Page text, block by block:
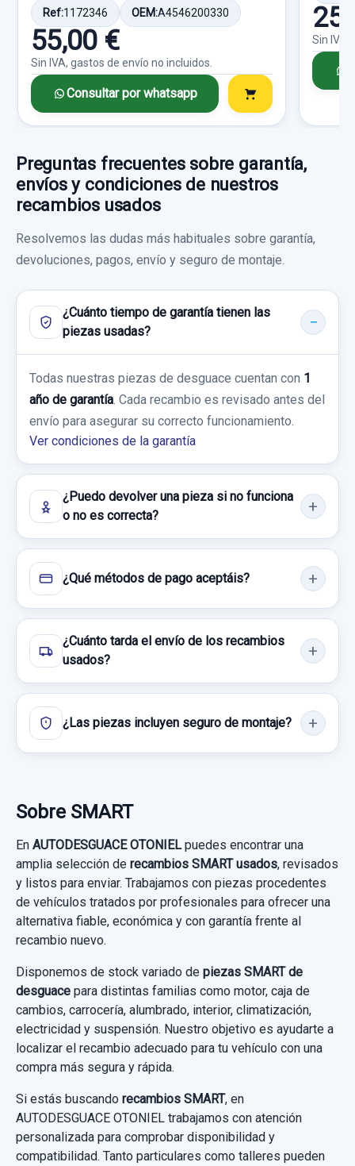
CERRADURA PUERTA TRASERA DERECHA
CERRADURA PUERTA TRASERA DERECHA...
usado.
SMART FORFOUR CDI (70KW)
Ref:658510 OEM:A4547380035
28,92 €
Sin IVA, gastos de envío no incluidos.
Consultar por whatsapp
WARNING A4548202310
SMART FORFOUR CDI (70KW)
Ref:760999 OEM: A4548202310
14,87 €
Sin IVA, gastos de envío no incluidos.
Consultar por whatsapp
MANDO INTERMITENTES S / R
SMART FORFOUR CDI (70KW)
Garantía 1 año
Ref:660320 OEM:S / R
15,00 €
Consultar por whatsapp
AMORTIGUADOR DELANTERO IZQUIERDO
A4543203030
AMORTIGUADOR DELANTERO IZQUIERDO...
usado.
SMART FORFOUR CDI (70KW)
Garantía 1 año
24,79 €
Consultar por whatsapp
Ref:1172346 OEM:A4546200330
55,00 €
Sin IVA, gastos de envío no incluidos.
Consultar por whatsapp
Sin IVA,
Preguntas frecuentes sobre garantía,
envíos y condiciones de nuestros
recambios usados
Resolvemos las dudas más habituales sobre garantía,
devoluciones, pagos, envío y seguro de montaje.
¿Cuánto tiempo de garantía tienen las
piezas usadas?
Todas nuestras piezas de desguace cuentan con 1
año de garantía . Cada recambio es revisado antes del
envío para asegurar su correcto funcionamiento.
Ver condiciones de la garantía
¿Puedo devolver una pieza si no funciona
o no es correcta?
¿Qué métodos de pago aceptáis?
¿Cuánto tarda el envío de los recambios
usados?
¿Las piezas incluyen seguro de montaje?
Sobre SMART
En AUTODESGUACE OTONIELpuedes encontrar una
amplia selección de recambios SMART usados, revisados
y listos para enviar. Trabajamos con piezas procedentes
de vehículos tratados por profesionales para ofrecer una
alternativa fiable, económica y con garantía frente al
recambio nuevo.
Disponemos de stock variado de piezas SMART de
desguace para distintas familias como motor, caja de
cambios, carrocería, alumbrado, interior, climatización,
electricidad y suspensión. Nuestro objetivo es ayudarte a
localizar el recambio adecuado para tu vehículo con una
compra más segura y rápida.
Si estás buscando recambios SMART, en
AUTODESGUACE OTONIEL trabajamos con atención
personalizada para comprobar disponibilidad y
compatibilidad. Tanto particulares como talleres pueden